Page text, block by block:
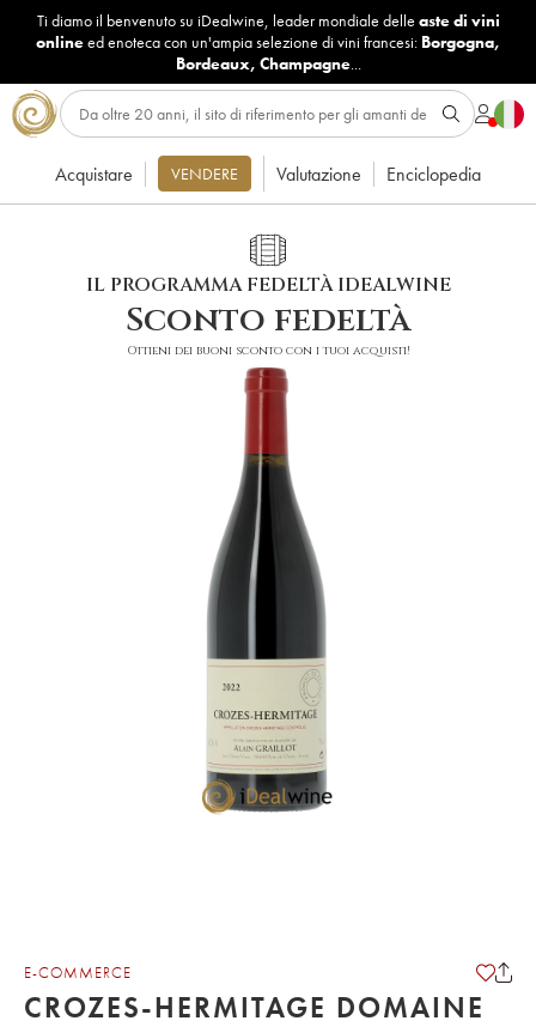
Ti diamo il benvenuto su iDealwine, leader mondiale delle aste di vini
onlineed enoteca con un'ampia selezione di vini francesi: Borgogna,
Bordeaux, Champagne...
Acquistare VENDERE Valutazione Enciclopedia
IL PROGRAMMA FEDELTÀ IDEALWINE
Sconto fedeltà
Ottieni dei buoni sconto con i tuoi acquisti!
E-COMMERCE
CROZES-HERMITAGE DOMAINE